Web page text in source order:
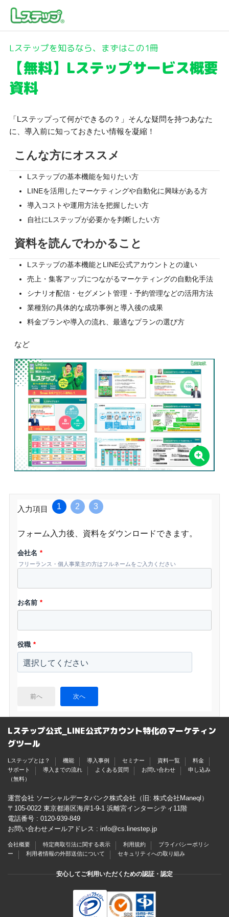
Lステップを知るなら、まずはこの1冊
【無料】Lステップサービス概要
資料
「Lステップって何ができるの？」そんな疑問を持つあなた
に、導入前に知っておきたい情報を凝縮！
こんな方にオススメ
Lステップの基本機能を知りたい方
LINEを活用したマーケティングや自動化に興味がある方
導入コストや運用方法を把握したい方
自社にLステップが必要かを判断したい方
資料を読んでわかること
Lステップの基本機能とLINE公式アカウントとの違い
売上・集客アップにつながるマーケティングの自動化手法
シナリオ配信・セグメント管理・予約管理などの活用方法
業種別の具体的な成功事例と導入後の成果
料金プランや導入の流れ、最適なプランの選び方
など
入力項目 1 2 3
フォーム入力後、資料をダウンロードできます。
会社名 *
フリーランス・個人事業主の方はフルネームをご入力ください
お名前 *
役職 *
前へ 次へ
Lステップ公式_LINE公式アカウント特化のマーケティン
グツール
Lステップとは？ 機能 導入事例 セミナー 資料一覧
料金
サポート
導入までの流れ よくある質問 お問い合わせ
申し込み
（無料）
運営会社 ソーシャルデータバンク株式会社（旧: 株式会社Maneql）
〒105-0022 東京都港区海岸1-9-1 浜離宮インターシティ11階
電話番号 : 0120-939-849
お問い合わせメールアドレス : info@cs.linestep.jp
会社概要 特定商取引法に関する表示 利用規約
プライバシーポリシ
ー
利用者情報の外部送信について セキュリティへの取り組み
安心してご利用いただくための認証・認定